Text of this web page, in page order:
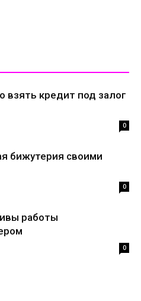
взять кредит под залог
0
бижутерия своими
0
работы
0